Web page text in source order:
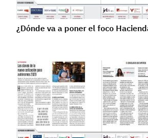
¿Dónde va a poner el foco